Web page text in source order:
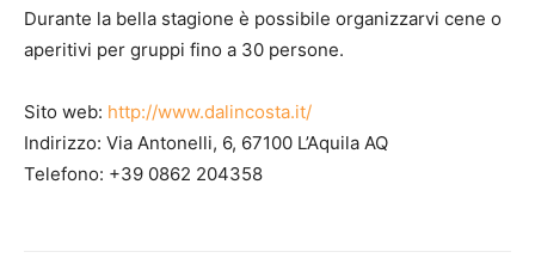
Durante la bella stagione è possibile organizzarvi cene o
aperitivi per gruppi fino a 30 persone.
Sito web: http://www.dalincosta.it/
Indirizzo: Via Antonelli, 6, 67100 L’Aquila AQ
Telefono: +39 0862 204358